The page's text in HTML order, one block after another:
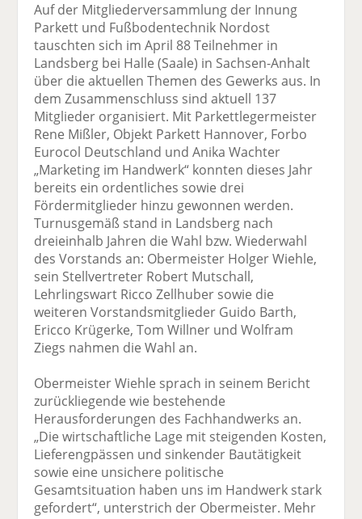
uf
F
ac
e
b
o
o
k
te
il
n
wi
tt
er
n
uf
k
e
n
te
il
e
er
ai
l
er
se
d
Auf der Mitgliederversammlung der Innung
Parkett und Fußbodentechnik Nordost
tauschten sich im April 88 Teilnehmer in
Landsberg bei Halle (Saale) in Sachsen-Anhalt
über die aktuellen Themen des Gewerks aus. In
dem Zusammenschluss sind aktuell 137
Mitglieder organisiert. Mit Parkettlegermeister
Rene Mißler, Objekt Parkett Hannover, Forbo
Eurocol Deutschland und Anika Wachter
„Marketing im Handwerk“ konnten dieses Jahr
bereits ein ordentliches sowie drei
Fördermitglieder hinzu gewonnen werden.
Turnusgemäß stand in Landsberg nach
dreieinhalb Jahren die Wahl bzw. Wiederwahl
des Vorstands an: Obermeister Holger Wiehle,
sein Stellvertreter Robert Mutschall,
Lehrlingswart Ricco Zellhuber sowie die
weiteren Vorstandsmitglieder Guido Barth,
Ericco Krügerke, Tom Willner und Wolfram
Ziegs nahmen die Wahl an.
Obermeister Wiehle sprach in seinem Bericht
zurückliegende wie bestehende
Herausforderungen des Fachhandwerks an.
„Die wirtschaftliche Lage mit steigenden Kosten,
Lieferengpässen und sinkender Bautätigkeit
sowie eine unsichere politische
Gesamtsituation haben uns im Handwerk stark
gefordert“, unterstrich der Obermeister. Mehr